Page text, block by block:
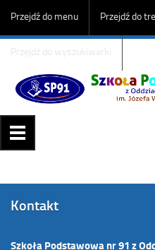
Przejdź do menu Przejdź do
Przejdź do wyszukiwarki
Kontakt
Szkoła Podstawowa nr 91 z